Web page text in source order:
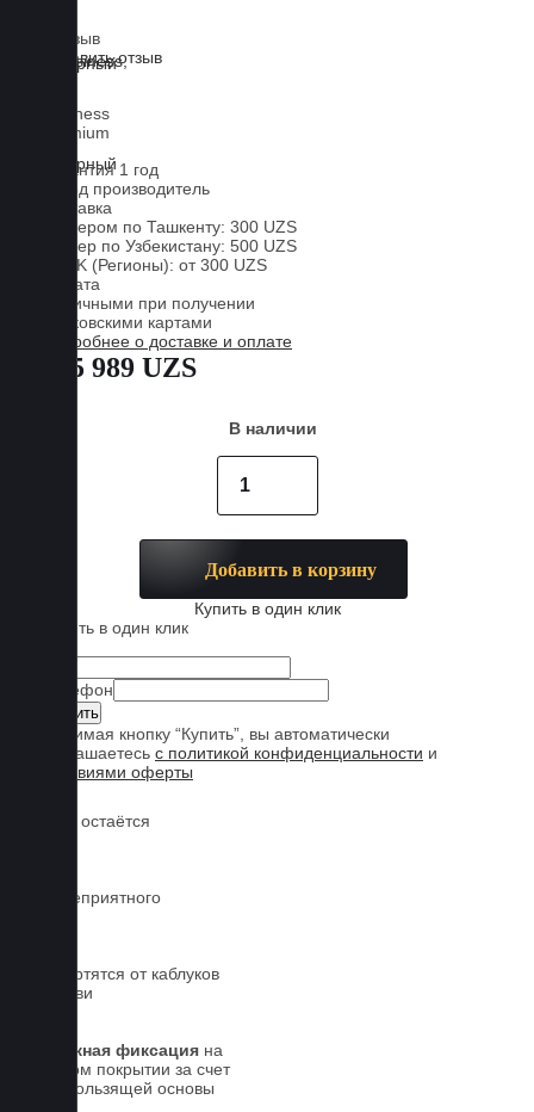
1 отзыв
Оставить отзыв
Business
Premium
Гарантия 1 год
Завод производитель
Доставка
Курьером по Ташкенту: 300 UZS
Курьер по Узбекистану: 500 UZS
CDEK (Регионы): от 300 UZS
Оплата
Наличными при получении
Банковскими картами
Подробнее о доставке и оплате
885 989 UZS
В наличии
Добавить в корзину
Купить в один клик
Купить в один клик
Телефон
Нажимая кнопку “Купить”, вы автоматически
соглашаетесь с политикой конфиденциальности и
условиями оферты
Обувь остаётся
Нет неприятного
Не портятся от каблуков
на обуви
Надежная фиксация на
штатном покрытии за счет
антискользящей основы